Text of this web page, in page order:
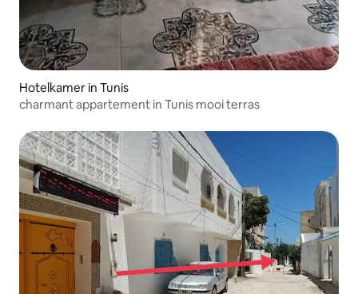
Hotelkamer in Tunis
charmant appartement in Tunis mooi terras